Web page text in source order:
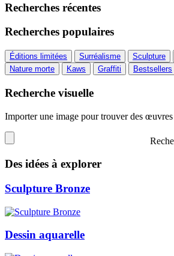
Recherches récentes
Recherches populaires
Éditions limitées Surréalisme Sculpture
Nature morte
Kaws Graffiti Bestsellers
Recherche visuelle
Importer une image pour trouver des
Des idées à explorer
Sculpture Bronze
Dessin aquarelle